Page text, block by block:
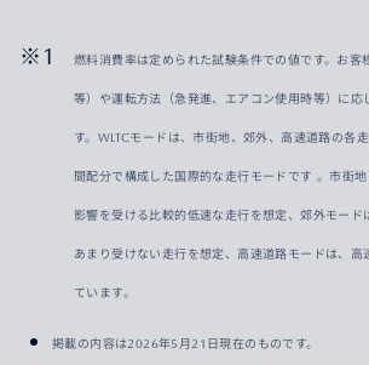
燃料消費率は定められた試験条件での値です。お客
等）や運転方法（急発進、エアコン使用時等）に応
す。WLTCモードは、市街地、郊外、高速道路の各
間配分で構成した国際的な走行モードです 。市街
影響を受ける比較的低速な走行を想定、郊外モード
あまり受けない走行を想定、高速道路モードは、高
ています。
掲載の内容は2026年5月21日現在のものです。